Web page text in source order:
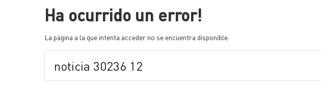
Ha ocurrido un error!
La página a la que intenta acceder no se encuentra disponible.